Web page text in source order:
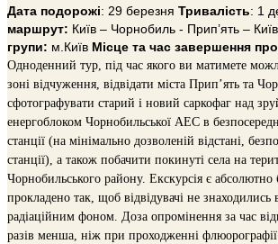
Дата подорожі: 29 березня Тривалiсть: 1
маршрут: Київ – Чорнобиль - Прип’ять – Київ
групи: м.Київ Місце та час завершення
Одноденний тур, під час якого ви матимете
зоні відчуження, відвідати міста Прип’ять та
сфотографувати старий і новий саркофаг над
енергоблоком Чорнобильської АЕС в
станції (на мінімально дозволеній відстані,
станції), а також побачити покинуті села на
Чорнобильського району. Екскурсія є
прокладено так, щоб відвідувачі не
радіаційним фоном. Доза опромінення за час
разів менша, ніж при проходженні